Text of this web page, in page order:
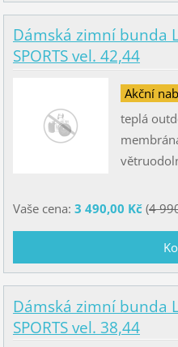
Dámská zimní bunda
SPORTS vel. 42,44
Akční
teplá
Vaše cena: 3 490,00 Kč(4
Dámská zimní bunda
SPORTS vel. 38,44